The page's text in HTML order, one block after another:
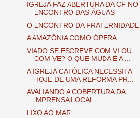
IGREJA FAZ ABERTURA DA CF NO
ENCONTRO DAS ÁGUAS
O ENCONTRO DA FRATERNIDADE
A AMAZÔNIA COMO ÓPERA
VIADO SE ESCREVE COM VI OU
COM VE? O QUE MUDA É A ...
A IGREJA CATÓLICA NECESSITA
HOJE DE UMA REFORMA PR...
AVALIANDO A COBERTURA DA
IMPRENSA LOCAL
LIXO AO MAR